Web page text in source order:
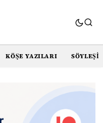
KÖŞE YAZILARI SÖYLEŞI